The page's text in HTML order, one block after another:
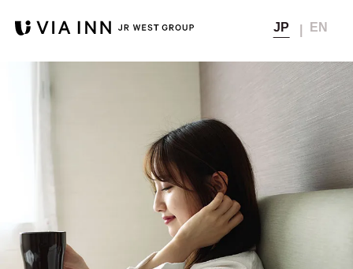
JP EN
ホテル一覧
メンバーズクラブ
Member's Page 会員ページ
宿泊予約
非会員の方
公式サイト
ベストレート保証から
さらに5％OFF
通常料金
（公式サイト
ベストレート価格）
ポイント
宿泊時に獲得
次回宿泊料金の割引や
無料チケットなどに交換可能
さらに見る ▼
会員マイページ
メンバーズクラブのご案内